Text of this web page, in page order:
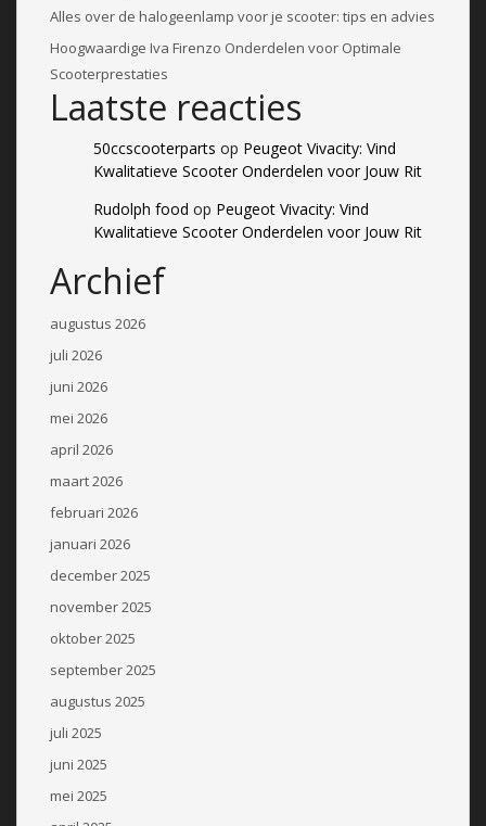
Alles over de halogeenlamp voor je scooter: tips en advies
Hoogwaardige Iva Firenzo Onderdelen voor Optimale
Scooterprestaties
Laatste reacties
50ccscooterparts op Peugeot Vivacity: Vind
Kwalitatieve Scooter Onderdelen voor Jouw Rit
Rudolph food op Peugeot Vivacity: Vind
Kwalitatieve Scooter Onderdelen voor Jouw Rit
Archief
augustus 2026
juli 2026
juni 2026
mei 2026
april 2026
maart 2026
februari 2026
januari 2026
december 2025
november 2025
oktober 2025
september 2025
augustus 2025
juli 2025
juni 2025
mei 2025